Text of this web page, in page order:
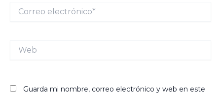
electrónico*
Guarda mi nombre, correo electrónico y web en este